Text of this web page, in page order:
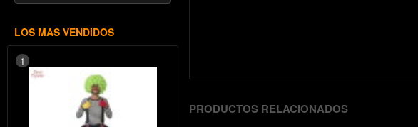
LOS MAS VENDIDOS
1
PRODUCTOS RELACIONADOS